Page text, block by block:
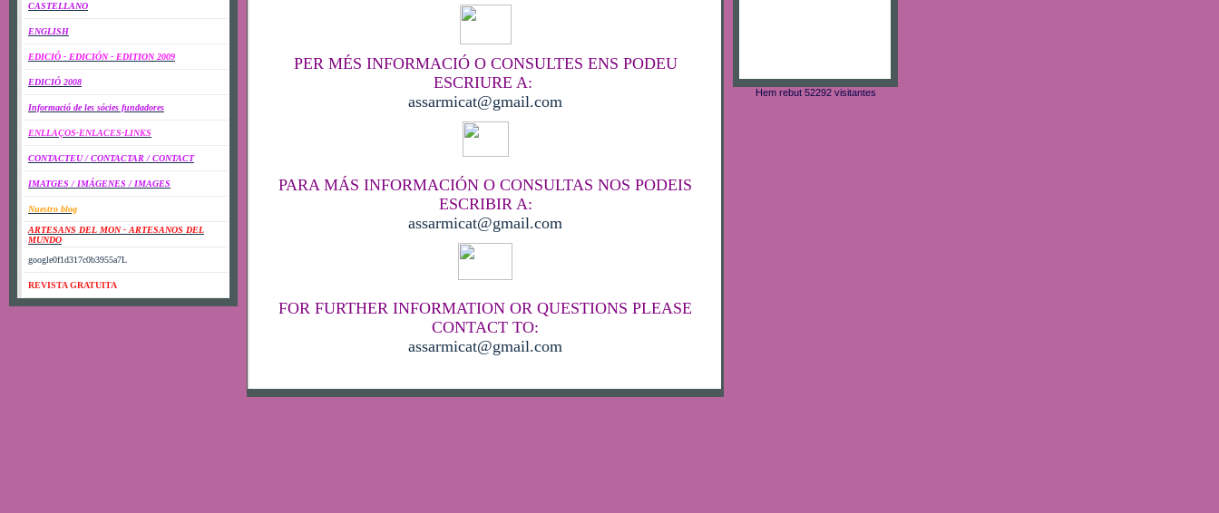
CASTELLANO
ENGLISH
EDICIÓ - EDICIÓN - EDITION 2009
EDICIÓ 2008
Informació de les sócies fundadores
ENLLAÇOS-ENLACES-LINKS
CONTACTEU / CONTACTAR / CONTACT
IMATGES / IMÁGENES / IMAGES
Nuestro blog
ARTESANS DEL MON - ARTESANOS DEL
MUNDO
google0f1d317c0b3955a7L
REVISTA GRATUITA
PER MÉS INFORMACIÓ O CONSULTES ENS PODEU
ESCRIURE A:
assarmicat@gmail.com
PARA MÁS INFORMACIÓN O CONSULTAS NOS PODEIS
ESCRIBIR A:
assarmicat@gmail.com
FOR FURTHER INFORMATION OR QUESTIONS PLEASE
CONTACT TO:
assarmicat@gmail.com
Hem rebut 52292 visitantes